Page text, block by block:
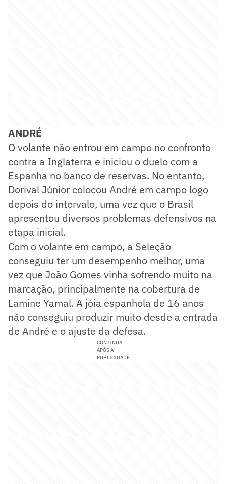
ANDRÉ
O volante não entrou em campo no confronto
contra a Inglaterra e iniciou o duelo com a
Espanha no banco de reservas. No entanto,
Dorival Júnior colocou André em campo logo
depois do intervalo, uma vez que o Brasil
apresentou diversos problemas defensivos na
etapa inicial.
Com o volante em campo, a Seleção
conseguiu ter um desempenho melhor, uma
vez que João Gomes vinha sofrendo muito na
marcação, principalmente na cobertura de
Lamine Yamal. A jóia espanhola de 16 anos
não conseguiu produzir muito desde a entrada
de André e o ajuste da defesa.
CONTINUA
APÓS A
PUBLICIDADE